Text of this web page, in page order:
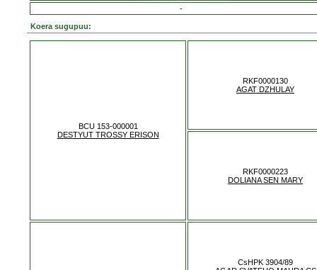
-
Koera sugupuu:
BCU 153-000001
DESTYUT TROSSY ERISON
RKF0000130
AGAT DZHULAY
RKF0000223
DOLIANA SEN MARY
CsHPK 3904/89